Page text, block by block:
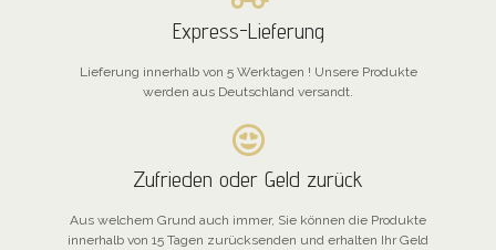
Express-Lieferung
Lieferung innerhalb von 5 Werktagen ! Unsere Produkte
werden aus Deutschland versandt.
Zufrieden oder Geld zurück
Aus welchem Grund auch immer, Sie können die Produkte
innerhalb von 15 Tagen zurücksenden und erhalten Ihr Geld